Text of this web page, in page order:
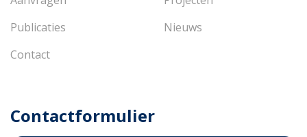
Publicaties
Nieuws
Contact
Contactformulier